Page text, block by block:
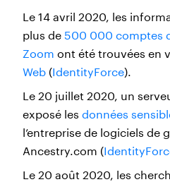
Le 14 avril 2020, les
plus de 500 000 comptes
Zoom ont été trouvées en
Web (IdentityForce).
Le 20 juillet 2020, un
exposé les données
l’entreprise de logiciels de
Ancestry.com (
Le 20 août 2020, les